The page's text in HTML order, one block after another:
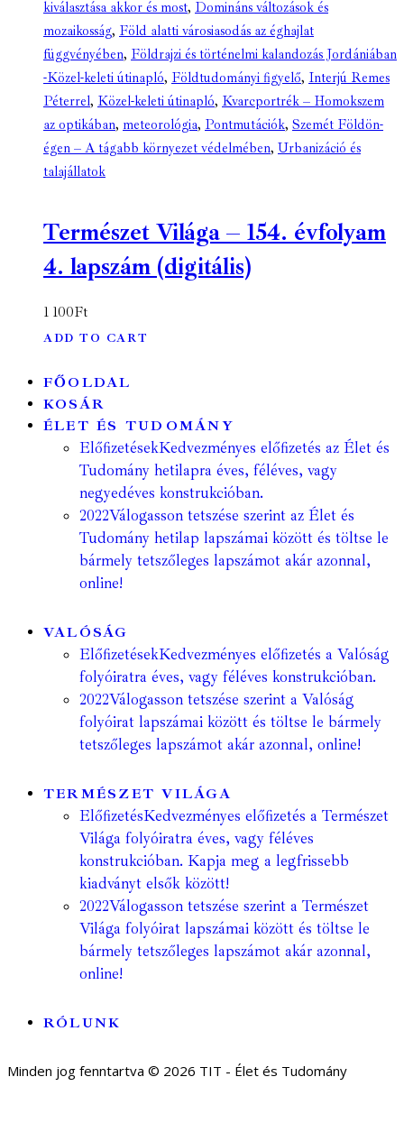
kiválasztása akkor és most, Domináns változások és
mozaikosság, Föld alatti városiasodás az éghajlat
függvényében, Földrajzi és történelmi kalandozás Jordániában
-Közel-keleti útinapló, Földtudományi figyelő, Interjú Remes
Péterrel, Közel-keleti útinapló, Kvarcportrék – Homokszem
az optikában, meteorológia, Pontmutációk, Szemét Földön-
égen – A tágabb környezet védelmében, Urbanizáció és
talajállatok
Természet Világa – 154. évfolyam
4. lapszám (digitális)
1 100Ft
ADD TO CART
FŐOLDAL
KOSÁR
ÉLET ÉS TUDOMÁNY
ElőfizetésekKedvezményes előfizetés az Élet és
Tudomány hetilapra éves, féléves, vagy
negyedéves konstrukcióban.
2022Válogasson tetszése szerint az Élet és
Tudomány hetilap lapszámai között és töltse le
bármely tetszőleges lapszámot akár azonnal,
online!
VALÓSÁG
ElőfizetésekKedvezményes előfizetés a Valóság
folyóiratra éves, vagy féléves konstrukcióban.
2022Válogasson tetszése szerint a Valóság
folyóirat lapszámai között és töltse le bármely
tetszőleges lapszámot akár azonnal, online!
TERMÉSZET VILÁGA
ElőfizetésKedvezményes előfizetés a Természet
Világa folyóiratra éves, vagy féléves
konstrukcióban. Kapja meg a legfrissebb
kiadványt elsők között!
2022Válogasson tetszése szerint a Természet
Világa folyóirat lapszámai között és töltse le
bármely tetszőleges lapszámot akár azonnal,
online!
RÓLUNK
Minden jog fenntartva © 2026 TIT - Élet és Tudomány